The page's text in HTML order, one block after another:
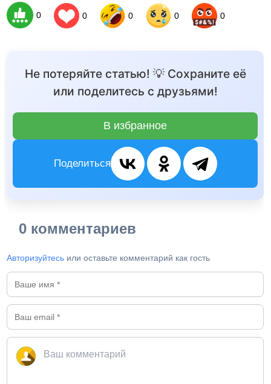
0 0 0 0 0
Не потеряйте статью! 💡 Сохраните её
или поделитесь с друзьями!
В избранное
Поделиться
0 комментариев
Авторизуйтесь или оставьте комментарий как гость